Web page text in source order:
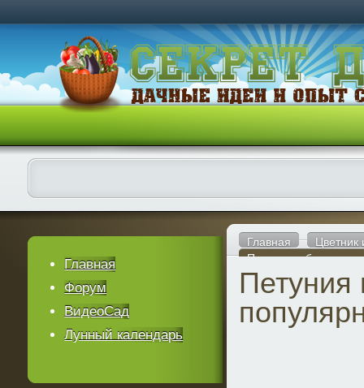
Главная
Петуния гибридная
Петуния
Главная
Форум
ВидеоСад
Лунный календарь